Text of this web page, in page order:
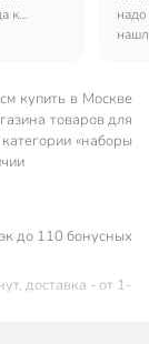
к
купить в Москве
товаров для
«наборы
до 110 бонусных
доставка - от 1-